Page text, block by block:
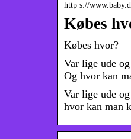
http s://
Købes
Købes hvor?
Var lige ude
Og hvor kan
Var lige ude
hvor kan man